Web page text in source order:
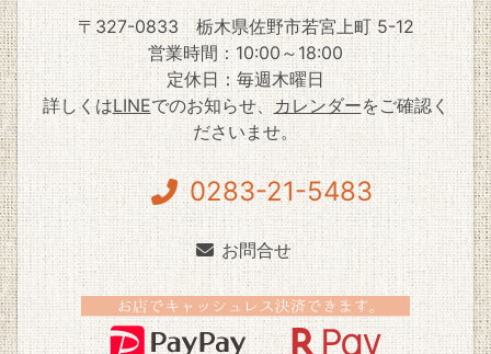
〒327-0833
栃木県佐野市若宮上町 5-12
営業時間：10:00～18:00
定休日：毎週木曜日
詳しくはLINEでのお知らせ、カレンダーをご確認く
ださいませ。
0283-21-5483
お問合せ